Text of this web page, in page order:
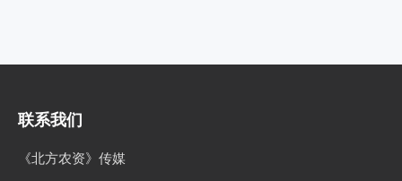
联系我们
《北方农资》传媒